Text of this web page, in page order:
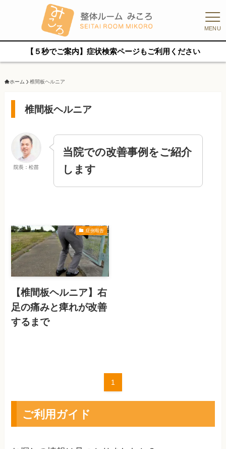
MENU
【５秒でご案内】症状検索ページもご利用ください
ホーム 椎間板ヘルニア
椎間板ヘルニア
院長：松苗
当院での改善事例をご紹介
します
症例報告
【椎間板ヘルニア】右
足の痛みと痺れが改善
するまで
1
ご利用ガイド